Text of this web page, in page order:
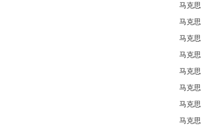
马克
马克
马克
马克
马克
马克
马克
马克